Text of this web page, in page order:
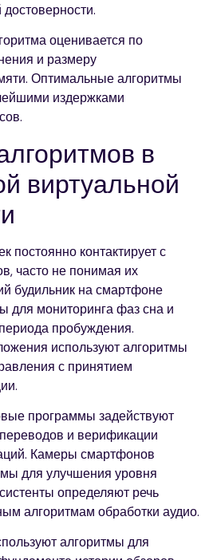
оценивается по
и размеру
Оптимальные алгоритмы
издержками
в
виртуальной
постоянно контактирует с
часто не понимая их
будильник на смартфоне
для мониторинга фаз сна и
пробуждения.
используют алгоритмы
с принятием
программы задействуют
и верификации
Камеры смартфонов
для улучшения уровня
определяют речь
алгоритмам обработки аудио.
алгоритмы для